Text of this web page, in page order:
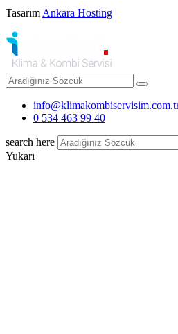
TasarımAnkara Hosting
0 534 463 99 40
search here
Yukarı